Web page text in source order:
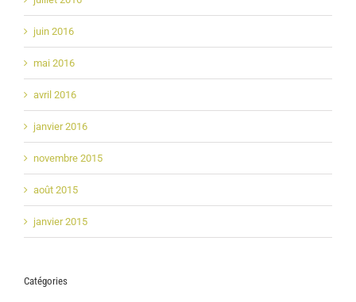
juin 2016
mai 2016
avril 2016
janvier 2016
novembre 2015
août 2015
janvier 2015
Catégories